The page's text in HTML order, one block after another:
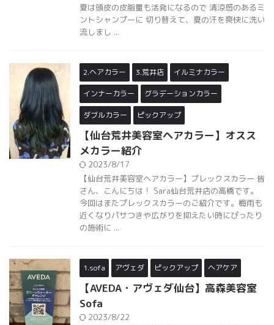
夏は頭皮の皮脂量も活発になるので 清涼感のあるミ
ントシャンプーに 切り替えて、夏の汗を爽快に洗い
流しまし ...
2.ヘアカラー 3.荒井店 イルミナカラー
インナーカラー グラデーションカラー
ダブルカラー ピックアップ
【仙台荒井美容室ヘアカラー】オスス
メカラー紹介
2023/8/17
【仙台荒井美容室ヘアカラー】プレックスカラー 皆
さん、こんにちは！ Sara仙台荒井店の高橋です。
今回はまたプレックスカラーのご紹介です。梅雨も
近くなりパサつきや広がりを抑えたい時にぴったり
の施術に ...
1.sofa アヴェダ ピックアップ ヘアケア
【AVEDA・アヴェダ仙台】高森美容室
Sofa
2023/8/22